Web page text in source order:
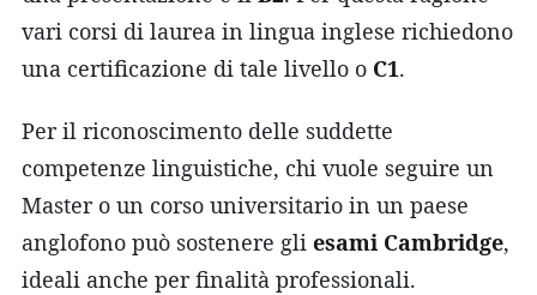
vari corsi di laurea in lingua inglese richiedono
una certificazione di tale livello o C1.
Per il riconoscimento delle suddette
competenze linguistiche, chi vuole seguire un
Master o un corso universitario in un paese
anglofono può sostenere gli esami Cambridge,
ideali anche per finalità professionali.